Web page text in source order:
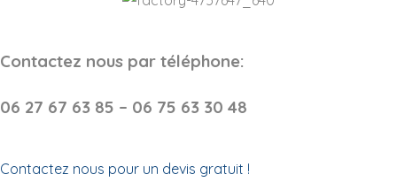
Contactez nous par téléphone:
06 27 67 63 85 – 06 75 63 30 48
Contactez nous pour un devis gratuit !